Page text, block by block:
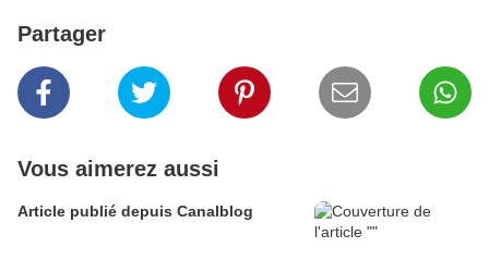
Partager
Vous aimerez aussi
Article publié depuis Canalblog